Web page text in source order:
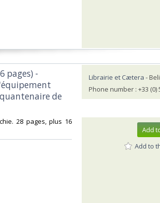
pages) -
de
28 pages, plus 16
Librairie et Cætera -
Phone number : +33 (0)
Add
Add to